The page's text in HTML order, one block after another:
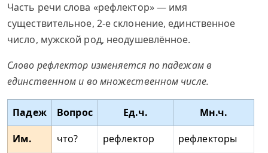
Часть речи слова «рефлектор» — имя
существительное, 2-е склонение, единственное
число, мужской род, неодушевлённое.
Слово рефлектор изменяется по падежам в
единственном и во множественном числе.
Падеж Вопрос Ед.ч.
Мн.ч.
Им.
что? рефлектор
рефлекторы